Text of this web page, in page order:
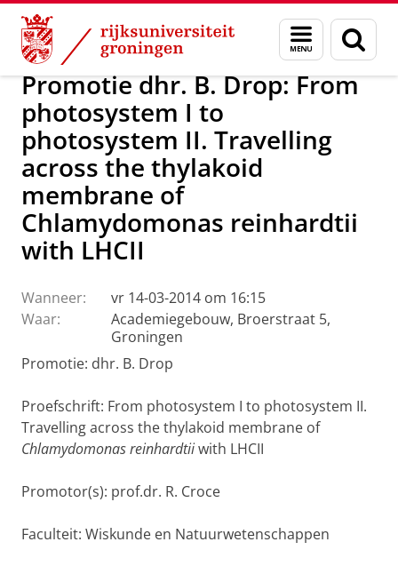
Skip
Content
Skip
Navigation
Menu
en
zoeken
Over ons Actueel Nieuws
Promotie dhr. B. Drop: From
photosystem I to
photosystem II. Travelling
across the thylakoid
membrane of
Chlamydomonas reinhardtii
with LHCII
Wanneer:
vr 14-03-2014 om 16:15
Waar:
Academiegebouw, Broerstraat 5,
Groningen
Promotie: dhr. B. Drop
Proefschrift: From photosystem I to photosystem II.
Travelling across the thylakoid membrane of
Chlamydomonas reinhardtiiwith LHCII
Promotor(s): prof.dr. R. Croce
Faculteit: Wiskunde en Natuurwetenschappen